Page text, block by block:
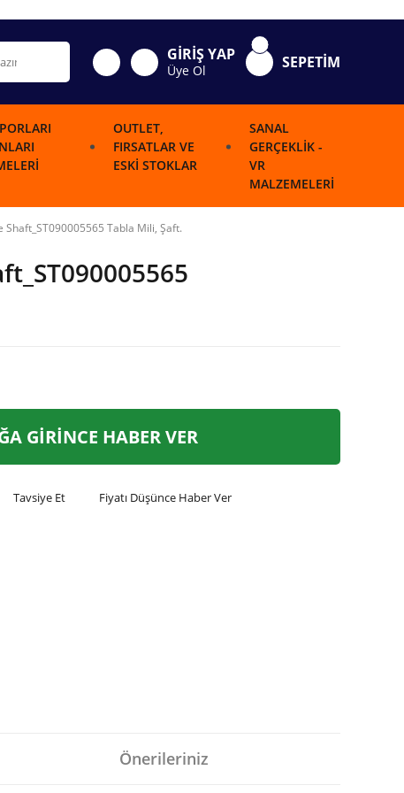
GİRİŞ YAP
Üye Ol SEPETİM
OUTLET,
FIRSATLAR VE
ESKI STOKLAR
SANAL
GERÇEKLIK -
VR
MALZEMELERI
Shaft_ST090005565 Tabla Mili, Şaft.
GİRİNCE HABER VER
Tavsiye Et Fiyatı Düşünce Haber Ver
Önerileriniz